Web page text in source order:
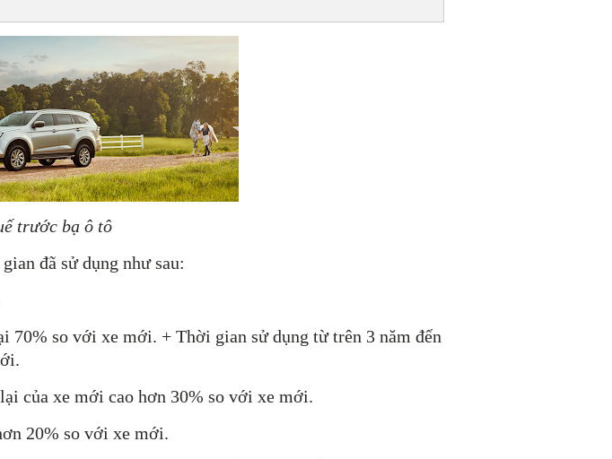
trước bạ ô tô
đã sử dụng như sau:
70% so với xe mới. + Thời gian sử dụng từ trên 3 năm đến
của xe mới cao hơn 30% so với xe mới.
20% so với xe mới.